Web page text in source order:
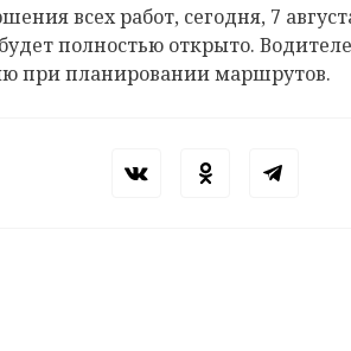
всех работ, сегодня, 7
полностью открыто.
при планировании маршрутов.